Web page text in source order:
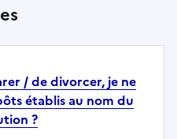
/ de divorcer, je ne
établis au nom du
?